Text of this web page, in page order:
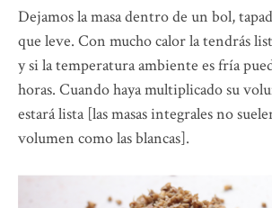
Dejamos la masa dentro de un bol,
que leve. Con mucho calor la tendrás
y si la temperatura ambiente es fría
horas. Cuando haya multiplicado su
estará lista [las masas integrales no
volumen como las blancas].